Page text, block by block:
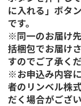
に入れる」ボタ
です。
※同一のお届け
括梱包でお届け
すのでご了承くだ
※お申込み内容
者のリンベル株
だく場合がござい